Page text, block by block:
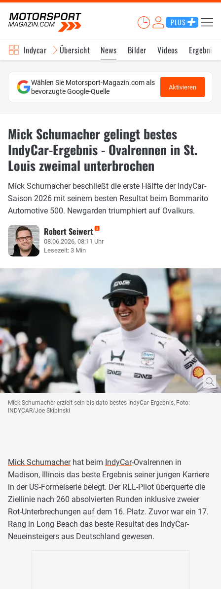
PLUS
Indycar Übersicht News Bilder Videos
Wählen Sie Motorsport-Magazin.com als
bevorzugte Google-Quelle
Aktivieren
Mick Schumacher gelingt bestes
IndyCar-Ergebnis - Ovalrennen in St.
Louis zweimal unterbrochen
Mick Schumacher beschließt die erste Hälfte der IndyCar-
Saison 2026 mit seinem besten Resultat beim Bommarito
Automotive 500. Newgarden triumphiert auf Ovalkurs.
Robert Seiwert
08.06.2026, 08:11 Uhr
Lesezeit: 3 Min
Mick Schumacher erzielt sein bis dato bestes IndyCar-Ergebnis, Foto:
INDYCAR/Joe Skibinski
Mick Schumacherhat beim IndyCar-Ovalrennen in
Madison, Illinois das beste Ergebnis seiner jungen Karriere
in der US-Formelserie belegt. Der RLL-Pilot überquerte die
Ziellinie nach 260 absolvierten Runden inklusive zweier
Rot-Unterbrechungen auf dem 16. Platz. Zuvor war ein 17.
Rang in Long Beach das beste Resultat des IndyCar-
Neueinsteigers aus Deutschland gewesen.